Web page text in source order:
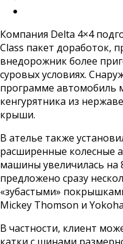
Компания Delta 4×4
Class пакет доработок,
внедорожник более
суровых условиях.
программе автомобиль
кенгурятника из
крыши.
В ателье также
расширенные колесные
машины увеличилась на
предложено сразу
«зубастыми»
Mickey Thomson и
В частности, клиент
катки с шинами